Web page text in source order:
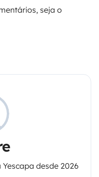
seja o
desde 2026